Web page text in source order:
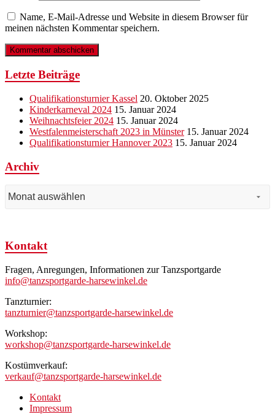
Name, E-Mail-Adresse und Website in diesem Browser für
meinen nächsten Kommentar speichern.
Letzte Beiträge
Qualifikationsturnier Kassel 20. Oktober 2025
Kinderkarneval 2024 15. Januar 2024
Weihnachtsfeier 2024 15. Januar 2024
Westfalenmeisterschaft 2023 in Münster 15. Januar 2024
Qualifikationsturnier Hannover 2023 15. Januar 2024
Archiv
Kontakt
Fragen, Anregungen, Informationen zur Tanzsportgarde
info@tanzsportgarde-harsewinkel.de
Tanzturnier:
tanzturnier@tanzsportgarde-harsewinkel.de
Workshop:
workshop@tanzsportgarde-harsewinkel.de
Kostümverkauf:
verkauf@tanzsportgarde-harsewinkel.de
Kontakt
Impressum